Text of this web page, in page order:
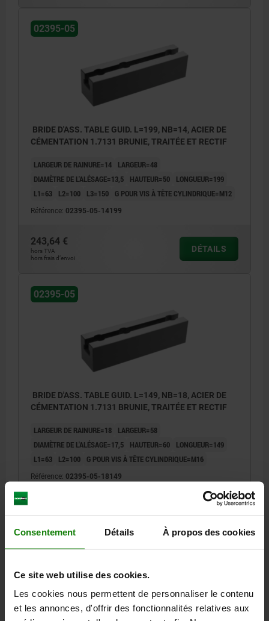
Consentement Détails À propos des cookies
Ce site web utilise des cookies.
Les cookies nous permettent de personnaliser le contenu
et les annonces, d'offrir des fonctionnalités relatives aux
02395-05
BRIDE D'ASS. TABLE GUID. L=199, NB=14, ACIER DE
CÉMENTATION 1.7131 BRUNIE, TRAITÉE ET RECTIF
LARGEUR DE RAINURE=14
LARGEUR=48
DIAMÈTRE DE L'ALÉSAGE=13,5
HAUTEUR=50
LONGUEUR=199
L1=63
L2=100 L3=150 G POUR VIS À TÊTE CYLINDRIQUE=M12
Référence: 02395-05-14199
243,64 €
hors TVA
hors frais d’envoi
DÉTAILS
02395-05
BRIDE D'ASS. TABLE GUID. L=149, NB=18, ACIER DE
CÉMENTATION 1.7131 BRUNIE, TRAITÉE ET RECTIF
LARGEUR DE RAINURE=18
LARGEUR=58
DIAMÈTRE DE L'ALÉSAGE=17,5
HAUTEUR=60
LONGUEUR=149
L1=63
L2=100 G POUR VIS À TÊTE CYLINDRIQUE=M16
Référence: 02395-05-18149